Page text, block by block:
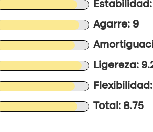
Estabilidad:
Agarre: 9
Ligereza:
Total: 8.75